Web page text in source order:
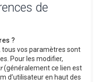
de
?
vos paramètres sont
Pour les modifier,
(généralement ce lien est
d’utilisateur en haut des